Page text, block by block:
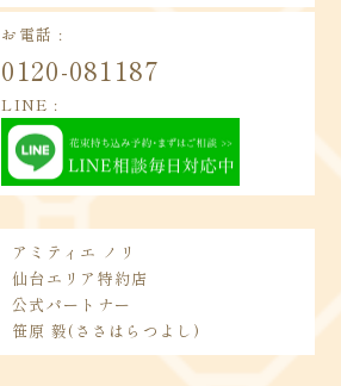
お電話 :
0120-081187
LINE :
アミティエ ノリ
仙台エリア特約店
公式パートナー
笹原 毅(ささはらつよし)